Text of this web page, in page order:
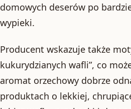
domowych deserów po
wypieki.
Producent wskazuje także
kukurydzianych wafli”, co
aromat orzechowy dobrze
produktach o lekkiej,